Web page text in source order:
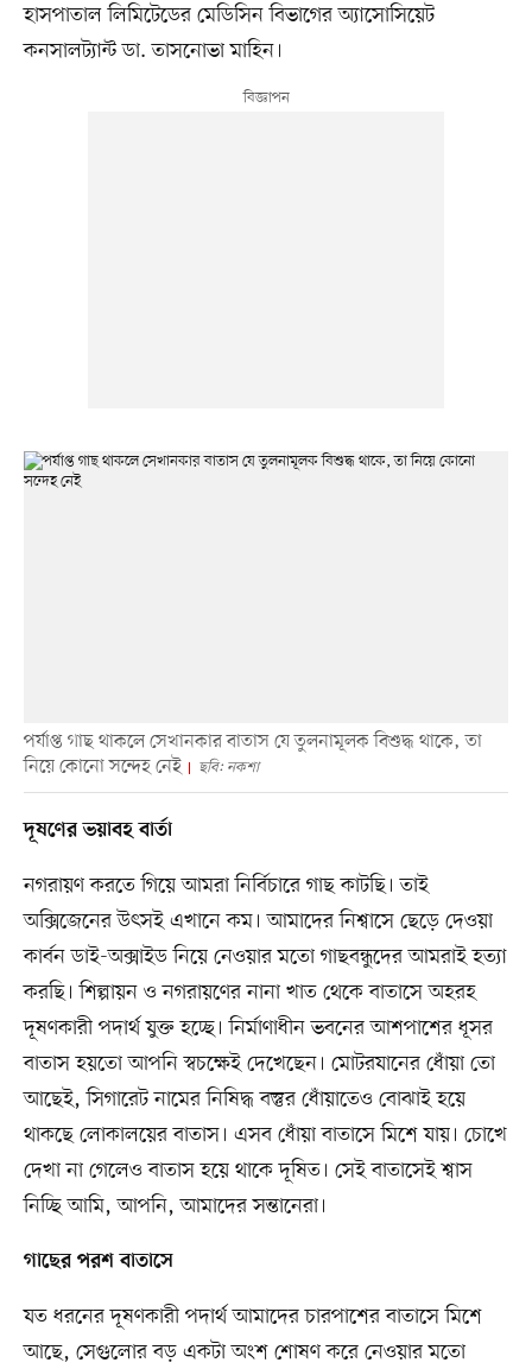
হাসপাতাল লিমিটেডের মেডিসিন বিভাগের অ্যাসোসিয়েট
কনসালট্যান্ট ডা. তাসনোভা মাহিন।
পর্যাপ্ত গাছ থাকলে সেখানকার বাতাস যে তুলনামূলক বিশুদ্ধ থাকে, তা
নিয়ে কোনো সন্দেহ নেই
ছবি: নকশা
দূষণের ভয়াবহ বার্তা
নগরায়ণ করতে গিয়ে আমরা নির্বিচারে গাছ কাটছি। তাই
অক্সিজেনের উৎসই এখানে কম। আমাদের নিশ্বাসে ছেড়ে দেওয়া
কার্বন ডাই-অক্সাইড নিয়ে নেওয়ার মতো গাছবন্ধুদের আমরাই হত্যা
করছি। শিল্পায়ন ও নগরায়ণের নানা খাত থেকে বাতাসে অহরহ
দূষণকারী পদার্থ যুক্ত হচ্ছে। নির্মাণাধীন ভবনের আশপাশের ধূসর
বাতাস হয়তো আপনি স্বচক্ষেই দেখেছেন। মোটরযানের ধোঁয়া তো
আছেই, সিগারেট নামের নিষিদ্ধ বস্তুর ধোঁয়াতেও বোঝাই হয়ে
থাকছে লোকালয়ের বাতাস। এসব ধোঁয়া বাতাসে মিশে যায়। চোখে
দেখা না গেলেও বাতাস হয়ে থাকে দূষিত। সেই বাতাসেই শ্বাস
নিচ্ছি আমি, আপনি, আমাদের সন্তানেরা।
গাছের পরশ বাতাসে
যত ধরনের দূষণকারী পদার্থ আমাদের চারপাশের বাতাসে মিশে
আছে, সেগুলোর বড় একটা অংশ শোষণ করে নেওয়ার মতো